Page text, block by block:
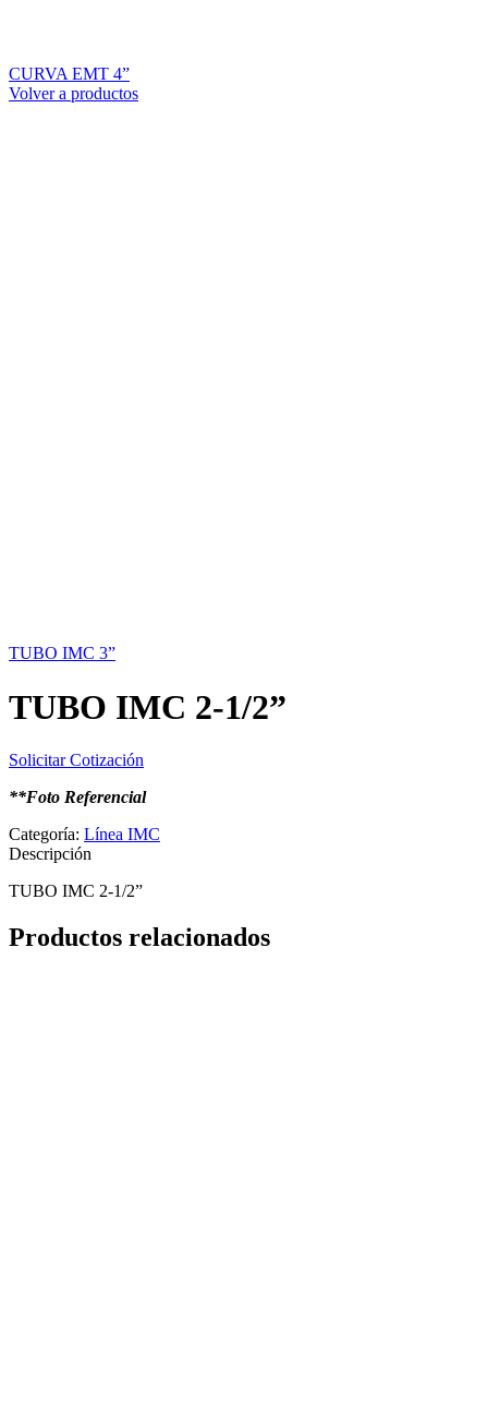
CURVA EMT 4”
Volver a productos
TUBO IMC 3”
TUBO IMC 2-1/2”
Solicitar Cotización
**Foto Referencial
Categoría: Línea IMC
Descripción
TUBO IMC 2-1/2”
Productos relacionados